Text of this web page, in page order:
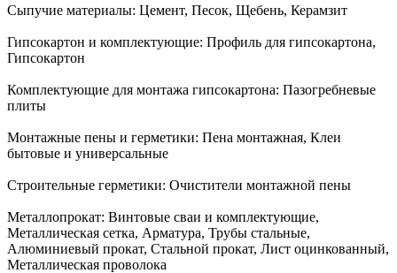
Сыпучие материалы: Цемент, Песок, Щебень, Керамзит
Гипсокартон и комплектующие: Профиль для гипсокартона,
Гипсокартон
Комплектующие для монтажа гипсокартона: Пазогребневые
плиты
Монтажные пены и герметики: Пена монтажная, Клеи
бытовые и универсальные
Строительные герметики: Очистители монтажной пены
Металлопрокат: Винтовые сваи и комплектующие,
Металлическая сетка, Арматура, Трубы стальные,
Алюминиевый прокат, Стальной прокат, Лист оцинкованный,
Металлическая проволока